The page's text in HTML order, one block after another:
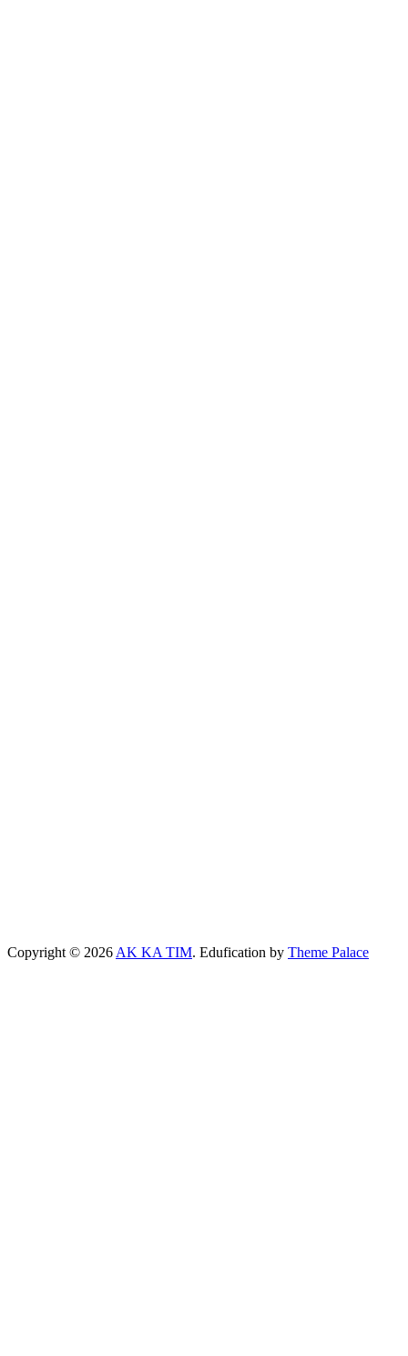
Copyright © 2026 AK KA TIM. Edufication by Theme Palace